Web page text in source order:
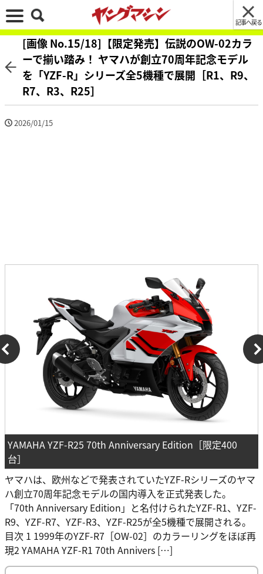
記事へ戻る
[画像 No.15/18]【限定発売】伝説のOW-02カラ
ーで揃い踏み！ ヤマハが創立70周年記念モデル
を「YZF-R」シリーズ全5機種で展開［R1、R9、
R7、R3、R25］
2026/01/15
YAMAHA YZF-R25 70th Anniversary Edition［限定400
台］
ヤマハは、欧州などで発表されていたYZF-Rシリーズのヤマ
ハ創立70周年記念モデルの国内導入を正式発表した。
「70th Anniversary Edition」と名付けられたYZF-R1、YZF-
R9、YZF-R7、YZF-R3、YZF-R25が全5機種で展開される。
目次 1 1999年のYZF-R7［OW-02］のカラーリングをほぼ再
現2 YAMAHA YZF-R1 70th Annivers […]